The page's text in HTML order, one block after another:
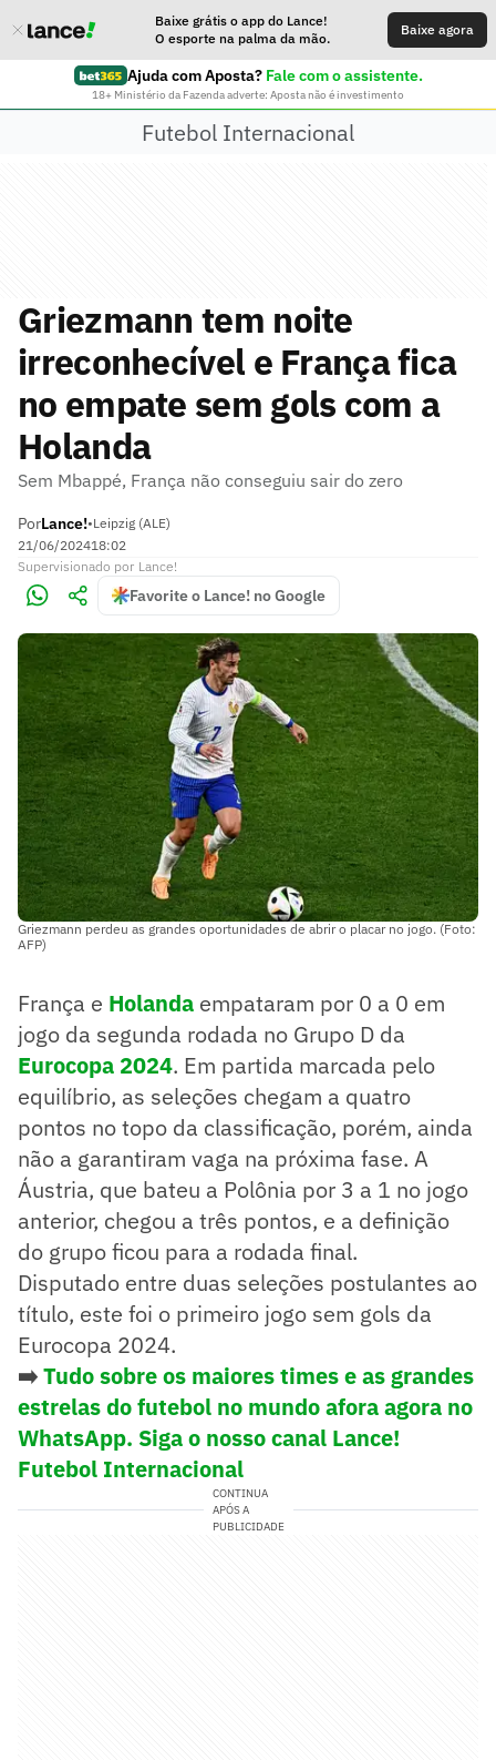
Baixe grátis o app do Lance!
O esporte na palma da mão.
Baixe agora
Ajuda com Aposta? Fale com o assistente.
18+ Ministério da Fazenda adverte: Aposta não é investimento
Futebol Internacional
Griezmann tem noite
irreconhecível e França fica
no empate sem gols com a
Holanda
Sem Mbappé, França não conseguiu sair do zero
PorLance!•Leipzig (ALE)
21/06/202418:02
Supervisionado por Lance!
Favorite o Lance! no Google
Griezmann perdeu as grandes oportunidades de abrir o placar no jogo. (Foto:
AFP)
França e Holanda empataram por 0 a 0 em
jogo da segunda rodada no Grupo D da
Eurocopa 2024. Em partida marcada pelo
equilíbrio, as seleções chegam a quatro
pontos no topo da classificação, porém, ainda
não a garantiram vaga na próxima fase. A
Áustria, que bateu a Polônia por 3 a 1 no jogo
anterior, chegou a três pontos, e a definição
do grupo ficou para a rodada final.
Disputado entre duas seleções postulantes ao
título, este foi o primeiro jogo sem gols da
Eurocopa 2024.
➡️Tudo sobre os maiores times e as grandes
estrelas do futebol no mundo afora agora no
WhatsApp. Siga o nosso canal Lance!
Futebol Internacional
CONTINUA
APÓS A
PUBLICIDADE